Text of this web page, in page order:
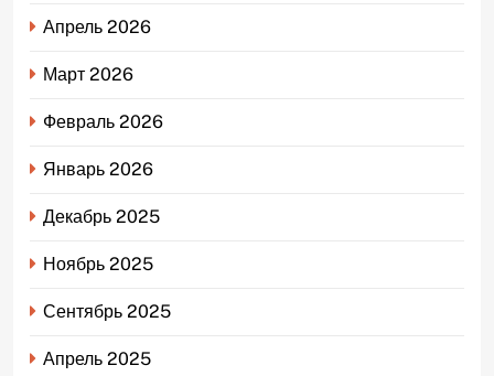
Апрель 2026
Март 2026
Февраль 2026
Январь 2026
Декабрь 2025
Ноябрь 2025
Сентябрь 2025
Апрель 2025